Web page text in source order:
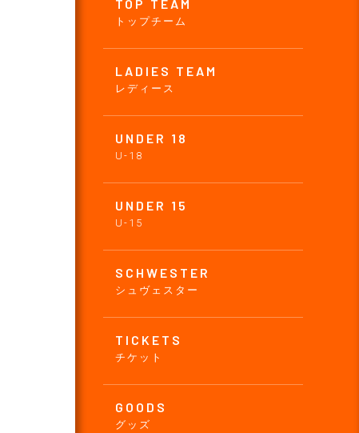
TOP TEAM
トップチーム
LADIES TEAM
レディース
UNDER 18
U-18
UNDER 15
U-15
SCHWESTER
シュヴェスター
TICKETS
チケット
GOODS
グッズ